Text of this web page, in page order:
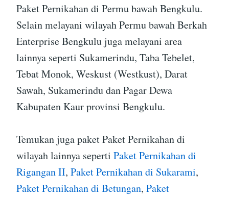
Paket Pernikahan di Permu bawah Bengkulu.
Selain melayani wilayah Permu bawah Berkah
Enterprise Bengkulu juga melayani area
lainnya seperti Sukamerindu, Taba Tebelet,
Tebat Monok, Weskust (Westkust), Darat
Sawah, Sukamerindu dan Pagar Dewa
Kabupaten Kaur provinsi Bengkulu.
Temukan juga paket Paket Pernikahan di
wilayah lainnya seperti Paket Pernikahan di
Rigangan II, Paket Pernikahan di Sukarami,
Paket Pernikahan di Betungan, Paket